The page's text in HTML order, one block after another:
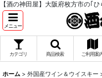
【酒の神田屋】大阪府枚方市の｢
メニュー
カテゴリ 商品検索 ご利用案
ホーム > 外国産ワイン＆ウイスキー